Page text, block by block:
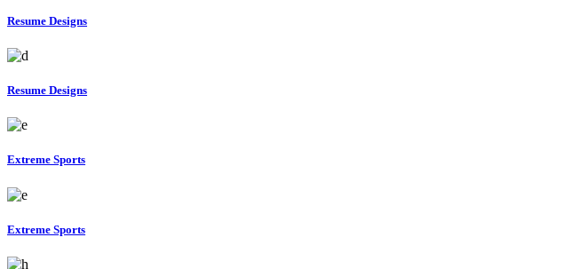
Resume Designs
Resume Designs
Extreme Sports
Extreme Sports